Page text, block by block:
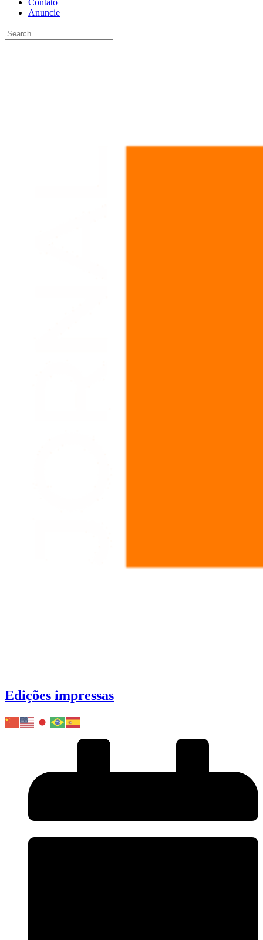
Contato
Anuncie
Edições impressas